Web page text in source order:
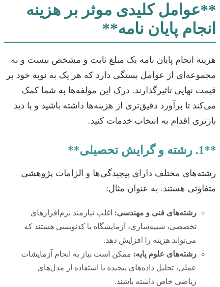
**عوامل کلیدی موثر بر هزینه
انجام پایان نامه**
هزینه انجام پایان نامه یک مبلغ ثابت و مشخص نیست و به
مجموعه‌ای از عوامل بستگی دارد که هر یک به نوبه خود بر
قیمت نهایی تاثیرگذارند. درک این مولفه‌ها به شما کمک
می‌کند تا برآورد دقیق‌تری از هزینه‌ها داشته باشید و با دید
بازتری اقدام به انتخاب خدمات کنید.
**1. رشته و گرایش تحصیلی**
رشته‌های مختلف دارای پیچیدگی‌ها و الزامات پژوهشی
متفاوتی هستند. به عنوان مثال:
رشته‌های فنی و مهندسی: اغلب نیازمند نرم‌افزارهای
تخصصی، شبیه‌سازی، آزمایشگاه یا کدنویسی هستند که
می‌تواند هزینه را افزایش دهد.
رشته‌های علوم پایه: ممکن است نیاز به انجام آزمایشات
عملی، تحلیل داده‌های پیچیده یا استفاده از مدل‌های
ریاضی خاص داشته باشند.